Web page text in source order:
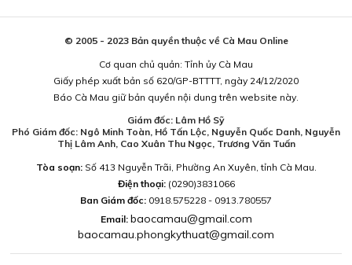
© 2005 - 2023 Bản quyền thuộc về Cà Mau Online
Cơ quan chủ quản: Tỉnh ủy Cà Mau
Giấy phép xuất bản số 620/GP-BTTTT, ngày 24/12/2020
Báo Cà Mau giữ bản quyền nội dung trên website này.
Giám đốc: Lâm Hồ Sỹ
Phó Giám đốc: Ngô Minh Toàn, Hồ Tấn Lộc, Nguyễn Quốc Danh, Nguyễn
Thị Lâm Anh, Cao Xuân Thu Ngọc, Trương Văn Tuấn
Tòa soạn:Số 413 Nguyễn Trãi, Phường An Xuyên, tỉnh Cà Mau.
Điện thoại: (0290)3831066
Ban Giám đốc: 0918.575228 - 0913.780557
Email: baocamau@gmail.com
baocamau.phongkythuat@gmail.com